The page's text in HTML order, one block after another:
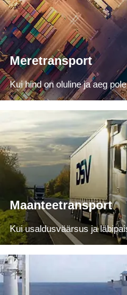
Meretransport
Kui hind on oluline ja aeg
Maanteetransport
Kui usaldusväärsus ja